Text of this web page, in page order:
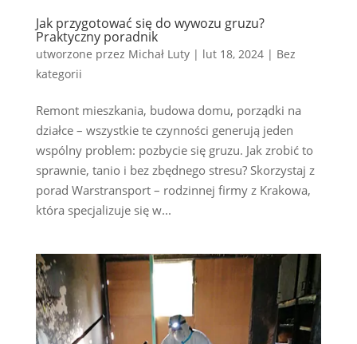
Jak przygotować się do wywozu gruzu?
Praktyczny poradnik
utworzone przez Michał Luty| lut 18, 2024| Bez
kategorii
Remont mieszkania, budowa domu, porządki na
działce – wszystkie te czynności generują jeden
wspólny problem: pozbycie się gruzu. Jak zrobić to
sprawnie, tanio i bez zbędnego stresu? Skorzystaj z
porad Warstransport – rodzinnej firmy z Krakowa,
która specjalizuje się w...